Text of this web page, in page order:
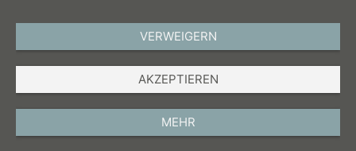
VERWEIGERN
AKZEPTIEREN
MEHR